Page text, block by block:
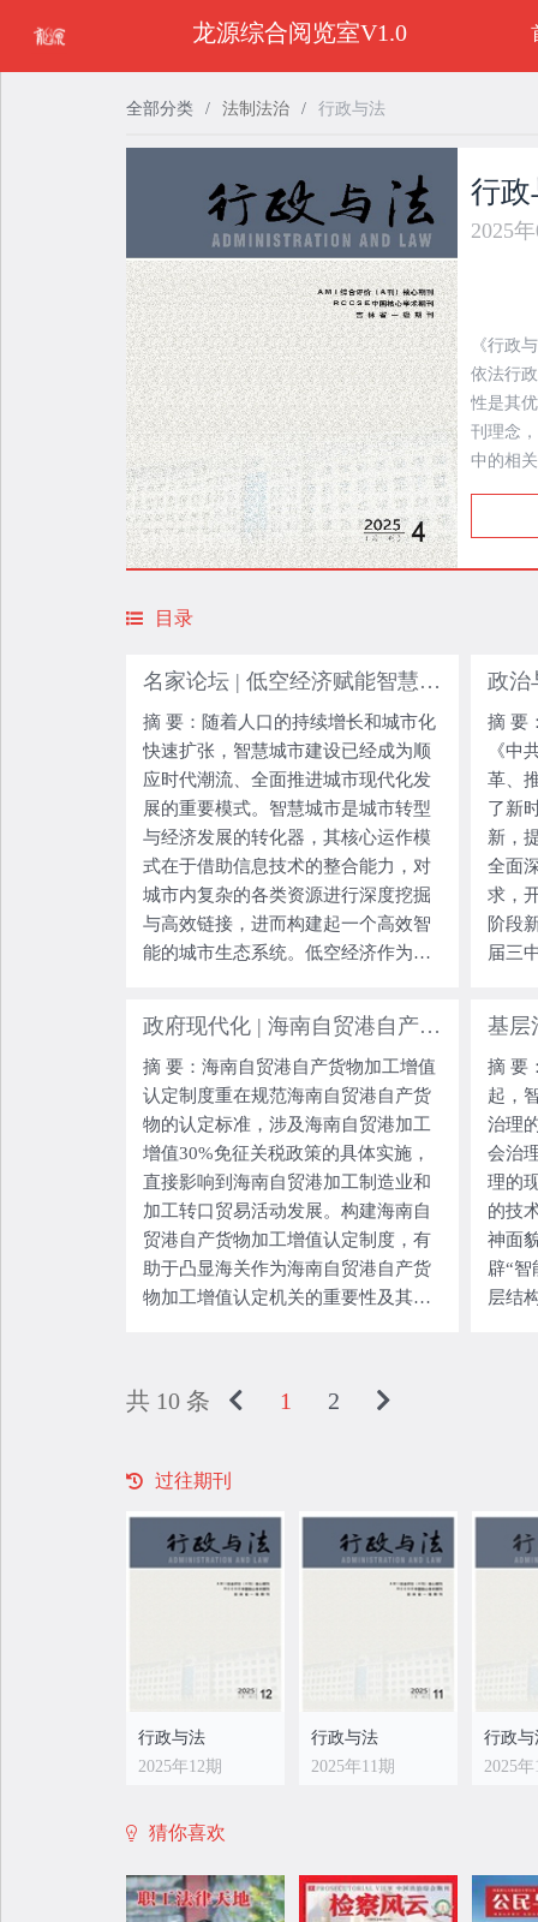
全部分类 / 法制法治 / 行政与法
行政
2025
《行政
依法行
性是其
刊理念
中的相
阵地。
目录
名家论坛 | 低空经济赋能智慧城市建设：制约因素与推进策略
摘 要：随着人口的持续增长和城市化
快速扩张，智慧城市建设已经成为顺
应时代潮流、全面推进城市现代化发
展的重要模式。智慧城市是城市转型
与经济发展的转化器，其核心运作模
式在于借助信息技术的整合能力，对
城市内复杂的各类资源进行深度挖掘
与高效链接，进而构建起一个高效智
能的城市生态系统。低空经济作为新
活动，为智慧城市建设注入强劲动
能、拓
摘 要：党的二十届三中全会通过的
《中
革、
了新
新，
全面
求，
阶段
届三
论述
论断
政府现代化 | 海南自贸港自产货物加工增值认定制度研究
摘 要：海南自贸港自产货物加工增值
认定制度重在规范海南自贸港自产货
物的认定标准，涉及海南自贸港加工
增值30%免征关税政策的具体实施，
直接影响到海南自贸港加工制造业和
加工转口贸易活动发展。构建海南自
贸港自产货物加工增值认定制度，有
助于凸显海关作为海南自贸港自产货
物加工增值认定机关的重要性及其职
域
摘 要：随着人工智能技术的迅速崛
起，
治理
会治
理的
的技
神面
辟“智
层结
共 10 条 1 2
过往期刊
行政与法
2025年12期
行政与法
2025年11期
行政与
2025年
猜你喜欢
龙源综合阅览室V1.0